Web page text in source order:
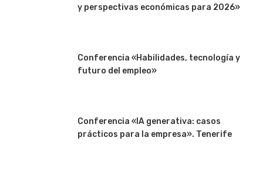
y perspectivas económicas para 2026»
Conferencia «Habilidades, tecnología y
futuro del empleo»
Conferencia «IA generativa: casos
prácticos para la empresa». Tenerife